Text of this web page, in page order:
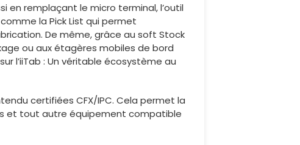
en remplaçant le micro terminal, l’outil
la Pick List qui permet
De même, grâce au soft Stock
ou aux étagères mobiles de bord
l’iiTab : Un véritable écosystème au
certifiées CFX/IPC. Cela permet la
et tout autre équipement compatible